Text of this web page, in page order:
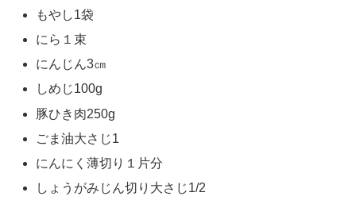
もやし1袋
にら１束
にんじん3㎝
しめじ100g
豚ひき肉250g
ごま油大さじ1
にんにく薄切り１片分
しょうがみじん切り大さじ1/2